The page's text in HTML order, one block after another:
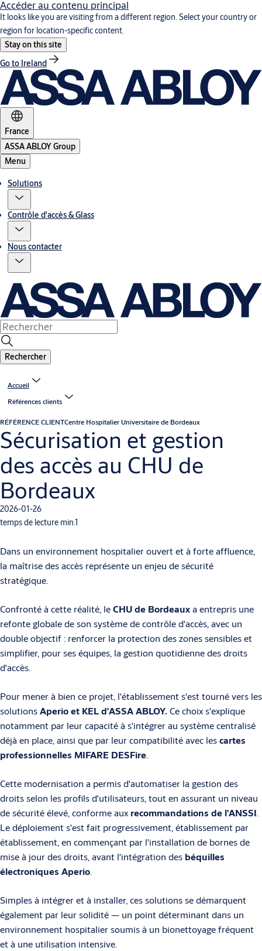
Accéder au contenu principal
It looks like you are visiting from a different region. Select your country or
region for location-specific content.
Stay on this site
Go to Ireland
France
ASSA ABLOY Group
Menu
Solutions
Contrôle d'accès & Glass
Nous contacter
Rechercher
Accueil
Références clients
RÉFÉRENCE CLIENTCentre Hospitalier Universitaire de Bordeaux
Sécurisation et gestion
des accès au CHU de
Bordeaux
2026-01-26
temps de lecture min.1
Dans un environnement hospitalier ouvert et à forte affluence,
la maîtrise des accès représente un enjeu de sécurité
stratégique.
Confronté à cette réalité, leCHU de Bordeauxa entrepris une
refonte globale de son système de contrôle d'accès, avec un
double objectif : renforcer la protection des zones sensibles et
simplifier, pour ses équipes, la gestion quotidienne des droits
d'accès.
Pour mener à bien ce projet, l'établissement s'est tourné vers les
solutionsAperio et KEL d'ASSA ABLOY. Ce choix s'explique
notamment par leur capacité à s'intégrer au système centralisé
déjà en place, ainsi que par leur compatibilité avec lescartes
professionnelles MIFARE DESFire.
Cette modernisation a permis d'automatiser la gestion des
droits selon les profils d'utilisateurs, tout en assurant un niveau
de sécurité élevé, conforme aux recommandations de l'ANSSI.
Le déploiement s'est fait progressivement, établissement par
établissement, en commençant par l'installation de bornes de
mise à jour des droits, avant l'intégration des béquilles
électroniques Aperio.
Simples à intégrer et à installer, ces solutions se démarquent
également par leur solidité — un point déterminant dans un
environnement hospitalier soumis à un bionettoyage fréquent
et à une utilisation intensive.